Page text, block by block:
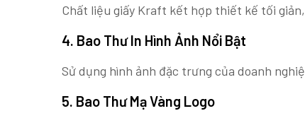
Chất liệu giấy Kraft kết hợp thiết kế tối
4. Bao Thư In Hình Ảnh Nổi Bật
Sử dụng hình ảnh đặc trưng của doanh
5. Bao Thư Mạ Vàng Logo